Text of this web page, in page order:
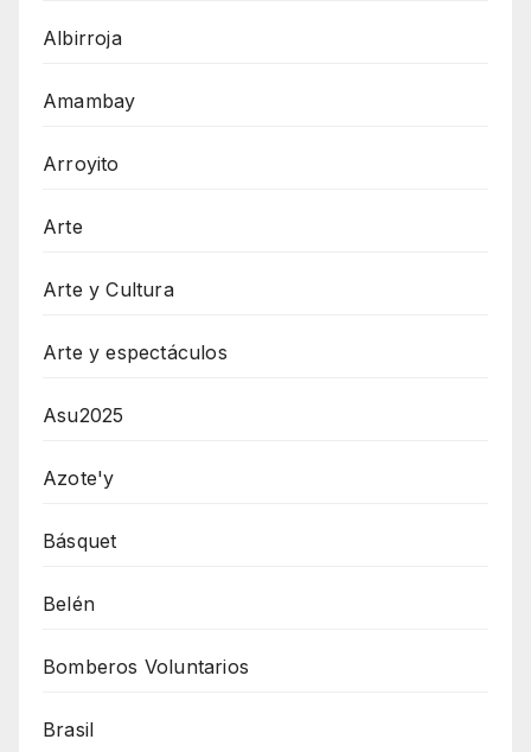
Albirroja
Amambay
Arroyito
Arte
Arte y Cultura
Arte y espectáculos
Asu2025
Azote'y
Básquet
Belén
Bomberos Voluntarios
Brasil